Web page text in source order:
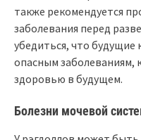
также рекомендуется
заболевания перед
убедиться, что будущие
опасным заболеваниям,
здоровью в будущем.
Болезни мочевой